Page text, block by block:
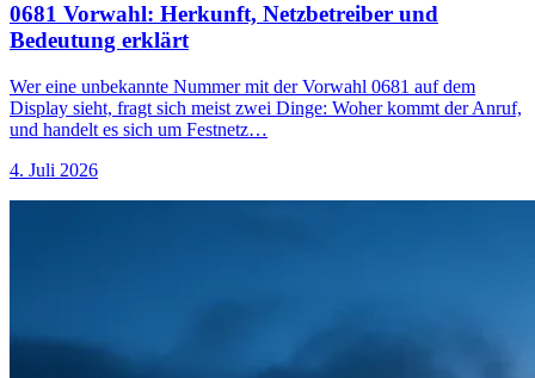
0681 Vorwahl: Herkunft, Netzbetreiber und
Bedeutung erklärt
Wer eine unbekannte Nummer mit der Vorwahl 0681 auf dem
Display sieht, fragt sich meist zwei Dinge: Woher kommt der Anruf,
und handelt es sich um Festnetz…
4. Juli 2026